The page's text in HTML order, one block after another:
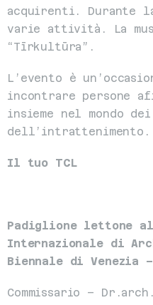
acquirenti. Durante
varie attività. La
“Tīrkultūra”.
L’evento è
incontrare persone
insieme nel mondo
dell’intrattenimento.
Il tuo TCL
Padiglione lettone
Internazionale di
Biennale di Venezia
Commissario –